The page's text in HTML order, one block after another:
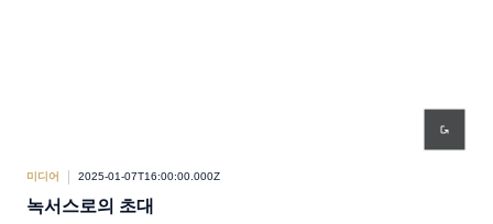
미디어 2025-01-07T16:00:00.000Z
녹서스로의 초대